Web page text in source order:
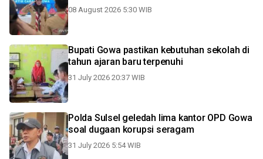
08 August 2026 5:30 WIB
Bupati Gowa pastikan kebutuhan sekolah di
tahun ajaran baru terpenuhi
31 July 2026 20:37 WIB
Polda Sulsel geledah lima kantor OPD Gowa
soal dugaan korupsi seragam
31 July 2026 5:54 WIB